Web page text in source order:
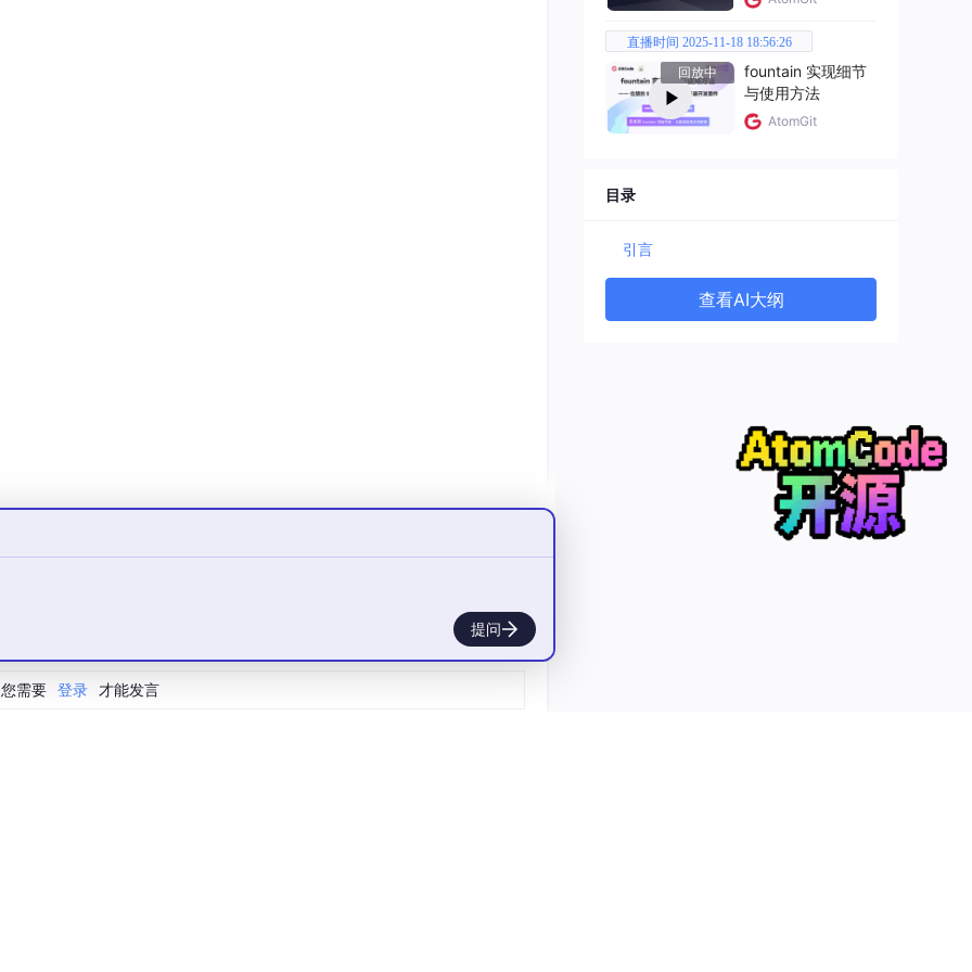
户，首年释放比例控制在20%以内，避免短期抛压。
自治工具，年投票量超500万次的项目用户留存率提升30%。
您需要 登录 才能发言
提问
直播时间 2025-11-18 18:56:26
回放中
fountain 实现细节
与使用方法
AtomGit
目录
引言
查看AI大纲